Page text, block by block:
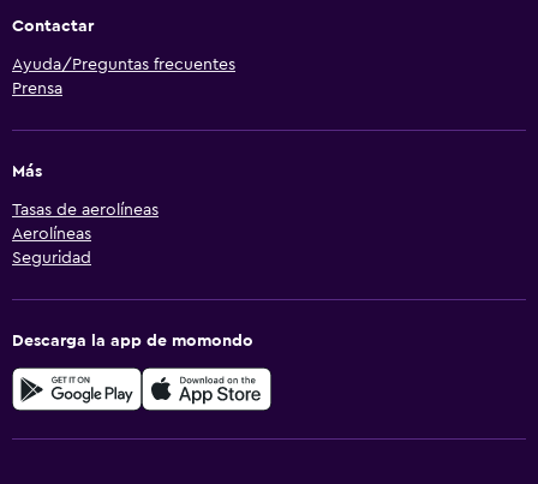
Contactar
Ayuda/Preguntas frecuentes
Prensa
Más
Tasas de aerolíneas
Aerolíneas
Seguridad
Descarga la app de momondo